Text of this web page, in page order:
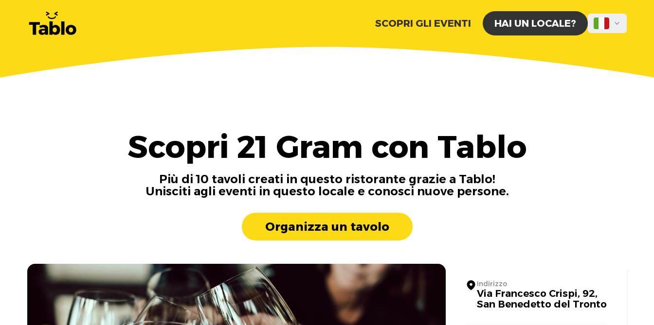
SCOPRI GLI EVENTI HAI UN LOCALE?
Scopri 21 Gram con Tablo
Più di 10 tavoli creati in questo ristorante grazie a Tablo!
Unisciti agli eventi in questo locale e conosci nuove persone.
Organizza un tavolo
Indirizzo
Via Francesco Crispi, 92,
San Benedetto del Tronto